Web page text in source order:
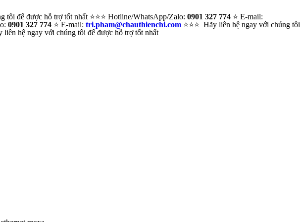
tôi để được hỗ trợ tốt nhất ⭐⭐⭐ Hotline/WhatsApp/Zalo:0901 327 774 ⭐ E-mail:
0901 327 774 ⭐ E-mail:tri.pham@chauthienchi.com ⭐⭐⭐ Hãy liên hệ ngay với chúng tôi
liên hệ ngay với chúng tôi để được hỗ trợ tốt nhất